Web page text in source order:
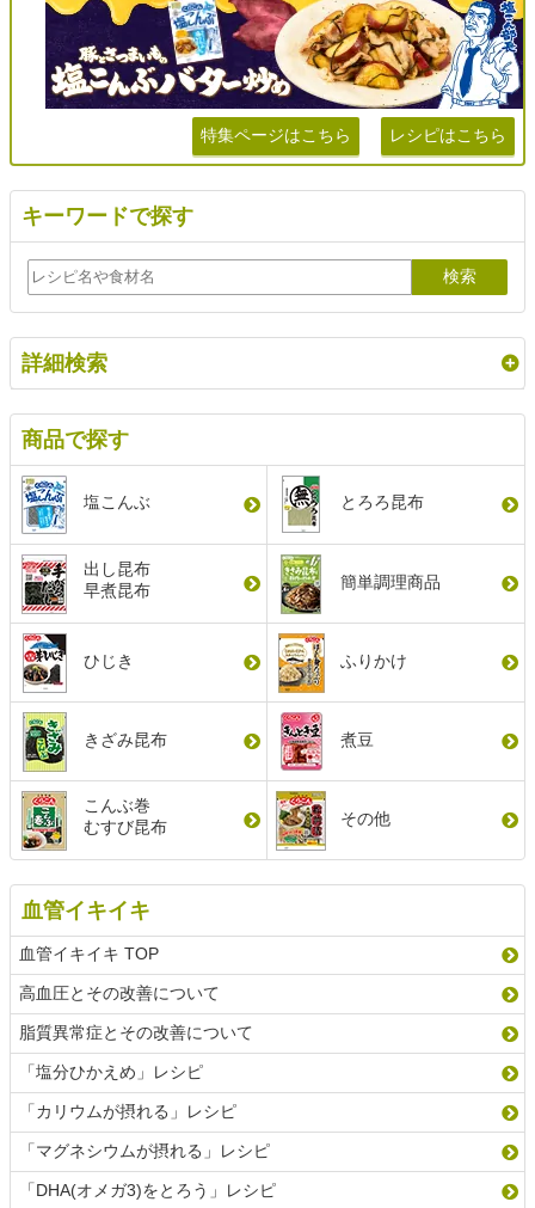
特集ページはこちら レシピはこちら
キーワードで探す
詳細検索
商品で探す
塩こんぶ とろろ昆布
出し昆布
早煮昆布
簡単調理商品
ひじき ふりかけ
きざみ昆布 煮豆
こんぶ巻
むすび昆布
その他
血管イキイキ
血管イキイキ TOP
高血圧とその改善について
脂質異常症とその改善について
「塩分ひかえめ」レシピ
「カリウムが摂れる」レシピ
「マグネシウムが摂れる」レシピ
「DHA(オメガ3)をとろう」レシピ